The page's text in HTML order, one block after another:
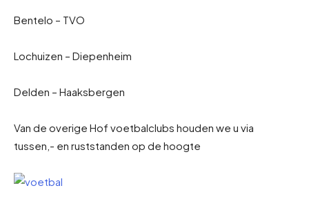
Bentelo – TVO
Lochuizen – Diepenheim
Delden – Haaksbergen
Van de overige Hof voetbalclubs houden we u via
tussen,- en ruststanden op de hoogte